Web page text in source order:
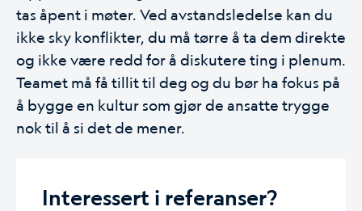
tas åpent i møter. Ved avstandsledelse kan du
ikke sky konflikter, du må tørre å ta dem direkte
og ikke være redd for å diskutere ting i plenum.
Teamet må få tillit til deg og du bør ha fokus på
å bygge en kultur som gjør de ansatte trygge
nok til å si det de mener.
Interessert i referanser?